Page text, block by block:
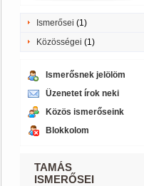
Ismerősei (1)
Közösségei (1)
Ismerősnek jelölöm
Üzenetet írok neki
Közös ismerőseink
Blokkolom
TAMÁS
ISMERŐSEI